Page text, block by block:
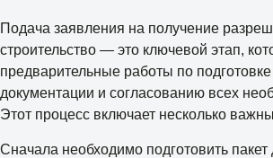
Подача заявления на получение
строительство — это ключевой этап,
предварительные работы по
документации и согласованию всех
Этот процесс включает несколько
Сначала необходимо подготовить пакет